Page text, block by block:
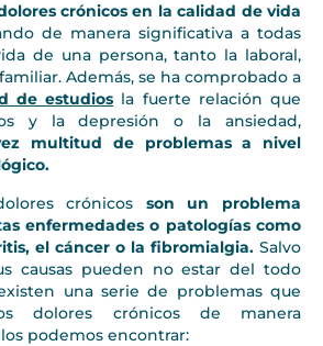
crónicos en la calidad de vida
de manera significativa a todas
de una persona, tanto la laboral,
Además, se ha comprobado a
de estudios la fuerte relación que
y la depresión o la ansiedad,
multitud de problemas a nivel
crónicos son un problema
enfermedades o patologías como
el cáncer o la fibromialgia. Salvo
causas pueden no estar del todo
una serie de problemas que
dolores crónicos de manera
podemos encontrar: